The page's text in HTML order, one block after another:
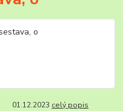
celý popis